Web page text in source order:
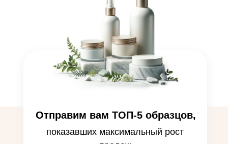
Отправим вам ТОП-5 образцов,
показавших максимальный рост